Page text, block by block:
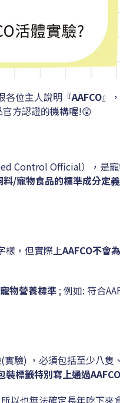
各位主人說明 『AAFCO』
官方認證的機構喔!😲
Control Official），是
/寵物食品的標準成分定
樣，但實際上AAFCO不會
物營養標準 ; 例如: 符合
驗) ，必須包括至少八
裝標籤特別寫上通過
以也無法確定長年吃下來